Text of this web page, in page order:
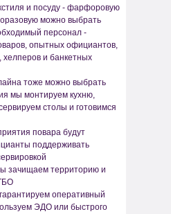
и посуду - фарфоровую
можно выбрать
персонал -
опытных официантов,
и банкетных
тоже можно выбрать
мы монтируем кухню,
столы и готовимся
повара будут
поддерживать
зачищаем территорию и
оперативный
ЭДО или быстрого